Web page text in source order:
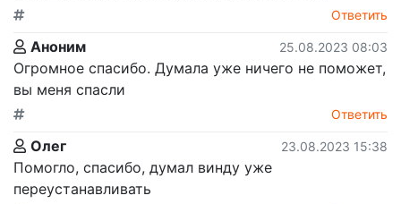
Ответить
Аноним 25.08.2023 08:03
Огромное спасибо. Думала уже ничего не поможет,
вы меня спасли
Ответить
Олег 23.08.2023 15:38
Помогло, спасибо, думал винду уже
переустанавливать